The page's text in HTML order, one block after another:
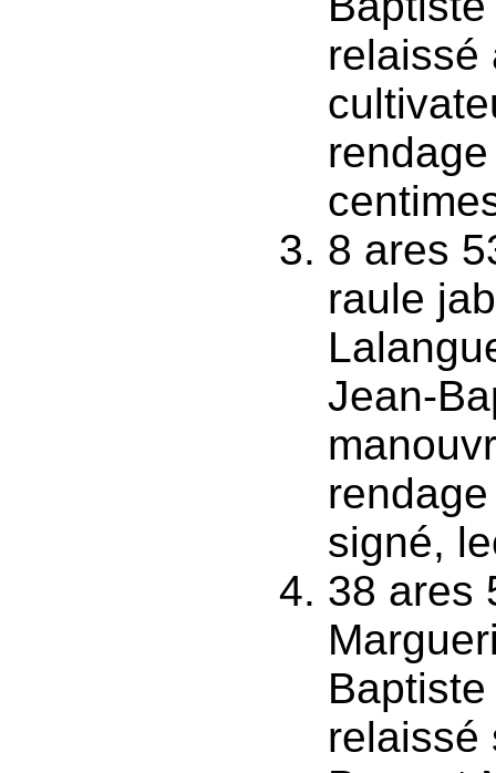
relaissé
8 ares
raule
Jean-
signé,
38 ares
relaissé